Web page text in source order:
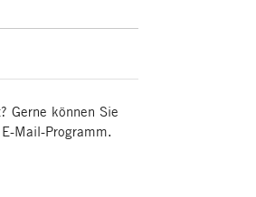
Gerne können Sie
Mail-Programm.